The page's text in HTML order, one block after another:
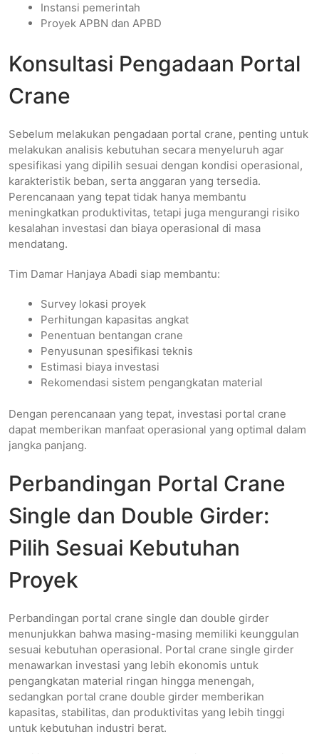
Instansi pemerintah
Proyek APBN dan APBD
Konsultasi Pengadaan Portal
Crane
Sebelum melakukan pengadaan portal crane, penting untuk
melakukan analisis kebutuhan secara menyeluruh agar
spesifikasi yang dipilih sesuai dengan kondisi operasional,
karakteristik beban, serta anggaran yang tersedia.
Perencanaan yang tepat tidak hanya membantu
meningkatkan produktivitas, tetapi juga mengurangi risiko
kesalahan investasi dan biaya operasional di masa
mendatang.
Tim Damar Hanjaya Abadi siap membantu:
Survey lokasi proyek
Perhitungan kapasitas angkat
Penentuan bentangan crane
Penyusunan spesifikasi teknis
Estimasi biaya investasi
Rekomendasi sistem pengangkatan material
Dengan perencanaan yang tepat, investasi portal crane
dapat memberikan manfaat operasional yang optimal dalam
jangka panjang.
Perbandingan Portal Crane
Single dan Double Girder:
Pilih Sesuai Kebutuhan
Proyek
Perbandingan portal crane single dan double girder
menunjukkan bahwa masing-masing memiliki keunggulan
sesuai kebutuhan operasional. Portal crane single girder
menawarkan investasi yang lebih ekonomis untuk
pengangkatan material ringan hingga menengah,
sedangkan portal crane double girder memberikan
kapasitas, stabilitas, dan produktivitas yang lebih tinggi
untuk kebutuhan industri berat.